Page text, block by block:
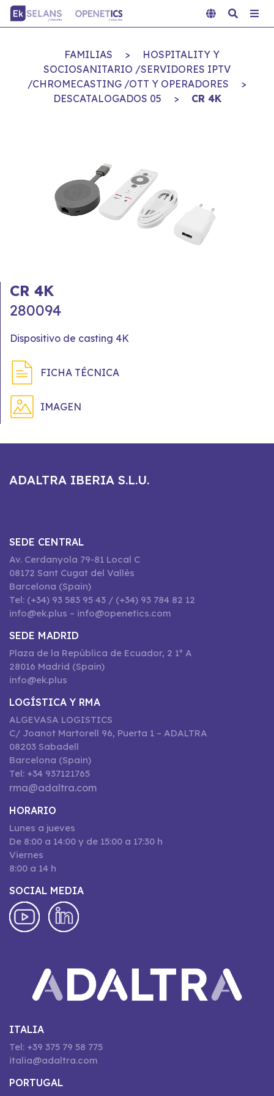
FAMILIAS >
HOSPITALITY Y
SOCIOSANITARIO /SERVIDORES IPTV
/CHROMECASTING /OTT Y OPERADORES
>
DESCATALOGADOS 05
> CR 4K
CR 4K
280094
Dispositivo de casting 4K
FICHA TÉCNICA
IMAGEN
ADALTRA IBERIA S.L.U.
SEDE CENTRAL
Av. Cerdanyola 79-81 Local C
08172 Sant Cugat del Vallès
Barcelona (Spain)
Tel: (+34) 93 583 95 43 / (+34) 93 784 82 12
info@ek.plus – info@openetics.com
SEDE MADRID
Plaza de la República de Ecuador, 2 1º A
28016 Madrid (Spain)
info@ek.plus
LOGÍSTICA Y RMA
ALGEVASA LOGISTICS
C/ Joanot Martorell 96, Puerta 1 – ADALTRA
08203 Sabadell
Barcelona (Spain)
Tel: +34 937121765
rma@adaltra.com
HORARIO
Lunes a jueves
De 8:00 a 14:00 y de 15:00 a 17:30 h
Viernes
8:00 a 14 h
SOCIAL MEDIA
ITALIA
Tel: +39 375 79 58 775
italia@adaltra.com
PORTUGAL